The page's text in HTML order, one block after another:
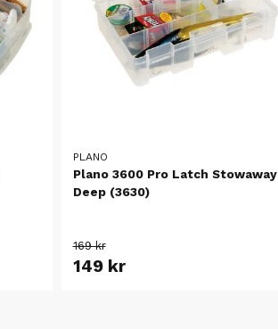
PLANO
Plano 3600 Pro Latch Stowaway
Deep (3630)
169 kr
149 kr